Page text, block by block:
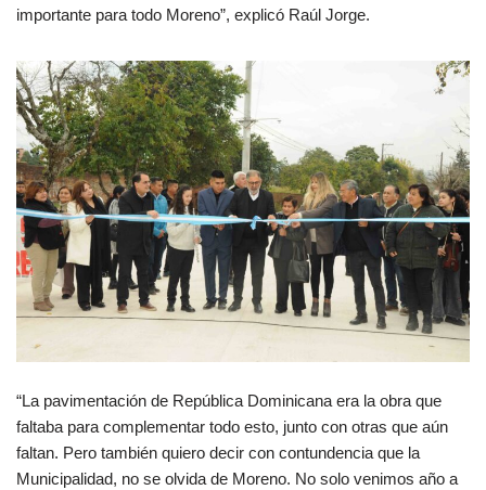
importante para todo Moreno”, explicó Raúl Jorge.
“La pavimentación de República Dominicana era la obra que
faltaba para complementar todo esto, junto con otras que aún
faltan. Pero también quiero decir con contundencia que la
Municipalidad, no se olvida de Moreno. No solo venimos año a